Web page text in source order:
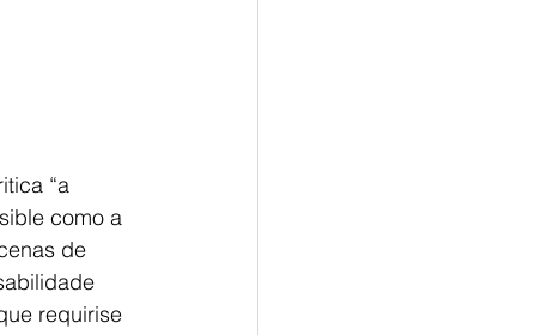
“a
como a
de
requirise